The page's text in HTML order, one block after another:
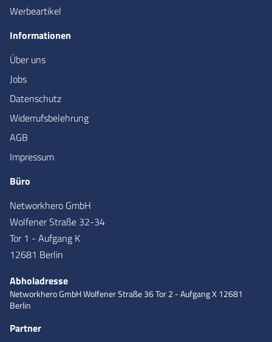
Werbeartikel
Informationen
Über uns
Jobs
Datenschutz
Widerrufsbelehrung
AGB
Impressum
Büro
Networkhero GmbH
Wolfener Straße 32-34
Tor 1 - Aufgang K
12681 Berlin
Abholadresse
Networkhero GmbHWolfener Straße 36Tor 2 - Aufgang X12681
Berlin
Partner